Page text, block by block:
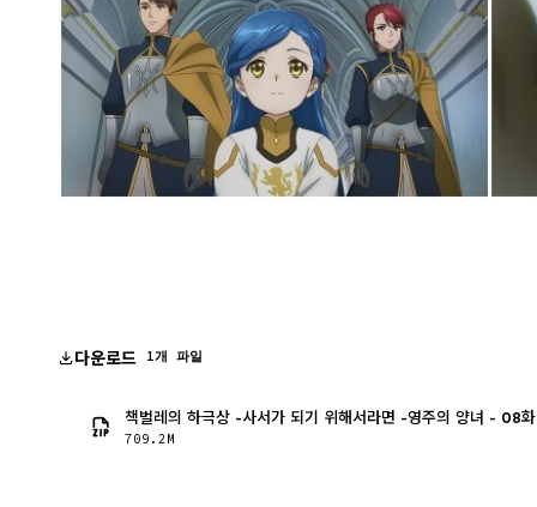
다운로드 1개 파일
책벌레의 하극상 -사서가 되기 위해서라면 -영주의 양녀 - 08
709.2M